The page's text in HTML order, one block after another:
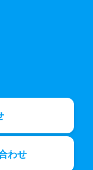
わせ